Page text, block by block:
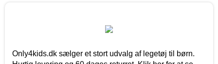
Only4kids.dk sælger et stort udvalg af legetøj til børn.